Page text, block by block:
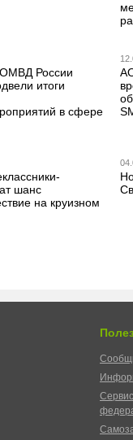
России
итоги
в сфере
шанс
на круизном